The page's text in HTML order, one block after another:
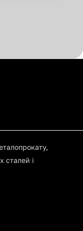
сталей і